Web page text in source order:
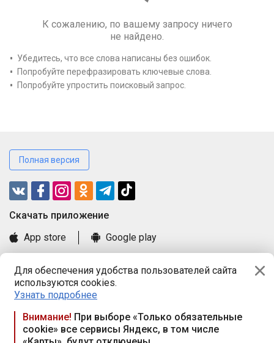
Для обеспечения удобства пользователей сайта
используются cookies.
Узнать подробнее
Внимание! При выборе «Только обязательные
cookie» все сервисы Яндекс, в том числе
К сожалению, по вашему запросу ничего
не найдено.
Убедитесь, что все слова написаны без ошибок.
Попробуйте перефразировать ключевые слова.
Попробуйте упростить поисковый запрос.
Полная версия
Cкачать приложение
App store
Google play
Книга замечаний и предложений
Правила и документы
Praca.by © 2000—2026, ООО «ПРАЦА БАЙ»
Республика Беларусь, 220114, г. Минск, пр-т Независимости
117а, пом. № 9.